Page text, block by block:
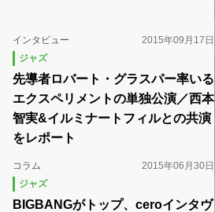
インタビュー
2015年09月17日
ジャズ
先導者ロバート・グラスパー率いる
エクスペリメントの単独公演／西本
智実&イルミナートフィルとの共演
をレポート
コラム
2015年06月30日
ジャズ
BIGBANGがトップ、ceroインタヴ